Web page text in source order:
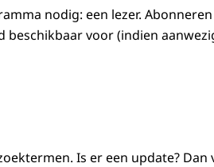
nodig: een lezer.
beschikbaar voor (indien
Is er een update? Dan